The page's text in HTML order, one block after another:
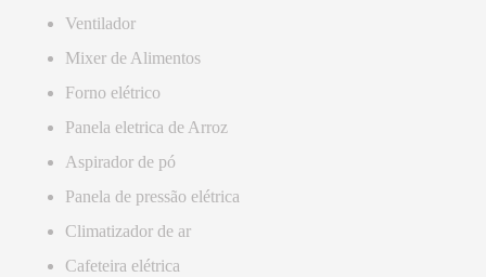
Ventilador
Mixer de Alimentos
Forno elétrico
Panela eletrica de Arroz
Aspirador de pó
Panela de pressão elétrica
Climatizador de ar
Cafeteira elétrica